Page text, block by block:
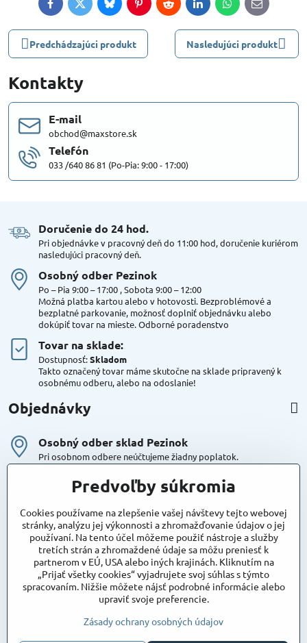
FacebookTwitterBlueskyPinterestRedditLinkedInWhatsApp
E-
mail
Predchádzajúci produkt Nasledujúci produkt
Kontakty
E-mail
obchod@maxstore.sk
Telefón
033 /640 86 81 (Po-Pia: 9:00 - 17:00)
Doručenie do 24 hod​.
Pri objednávke v pracovný deň do 11:00 hod, doručenie kuriérom
nasledujúci pracovný deň.
Osobný odber Pezinok
Po – Pia 9:00 – 17:00 , Sobota 9:00 – 12:00
Možná platba kartou alebo v hotovosti. Bezproblémové a
bezplatné parkovanie, možnosť doplniť objednávku alebo
dokúpiť tovar na mieste. Odborné poradenstvo
Tovar na sklade:
Dostupnosť:Skladom
Takto označený tovar máme skutočne na sklade pripravený k
osobnému odberu, alebo na odoslanie!
Objednávky
Osobný odber sklad Pezinok
Pri osobnom odbere neúčtujeme žiadny poplatok.
Kuriér DPD , Geis
Cena za dopravu:
Maxstore
Bratislavská 79
Areál Satina
90201 Pezinok
vjazd do areálu z Bratislavskej ulice
Súradnice pre GPS:
48°16'48.83"N, 17°15'39.45"E
Predvoľby súkromia
Cookies používame na zlepšenie vašej návštevy tejto webovej
stránky, analýzu jej výkonnosti a zhromažďovanie údajov o jej
používaní. Na tento účel môžeme použiť nástroje a služby
tretích strán a zhromaždené údaje sa môžu preniesť k
partnerom v EÚ, USA alebo iných krajinách. Kliknutím na
„Prijať všetky cookies“ vyjadrujete svoj súhlas s týmto
spracovaním. Nižšie môžete nájsť podrobné informácie alebo
upraviť svoje preferencie.
Zásady ochrany osobných údajov